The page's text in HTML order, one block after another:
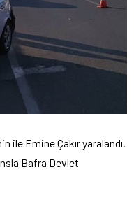
ile Emine Çakır yaralandı.
Bafra Devlet